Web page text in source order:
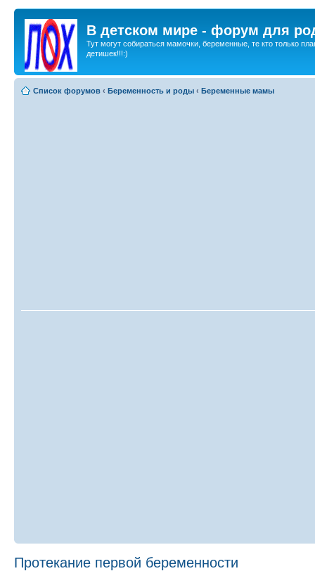
В детском мире - форум для
Тут могут собираться мамочки, беременные, те кто только
детишек!!!:)
Список форумов ‹ Беременность и роды ‹ Беременные мамы
Протекание первой беременности